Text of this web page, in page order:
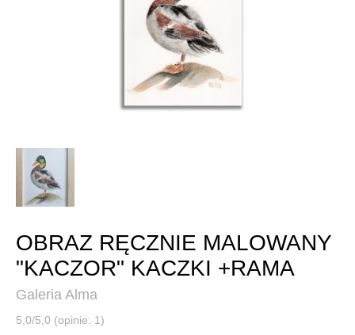
OBRAZ RĘCZNIE MALOWANY
"KACZOR" KACZKI +RAMA
Galeria Alma
5,0/5,0 (opinie: 1)